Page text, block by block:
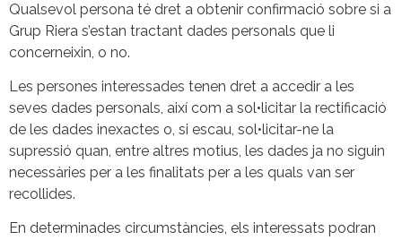
Qualsevol persona té dret a obtenir confirmació sobre si a
Grup Riera s’estan tractant dades personals que li
concerneixin, o no.
Les persones interessades tenen dret a accedir a les
seves dades personals, així com a sol•licitar la rectificació
de les dades inexactes o, si escau, sol•licitar-ne la
supressió quan, entre altres motius, les dades ja no siguin
necessàries per a les finalitats per a les quals van ser
recollides.
En determinades circumstàncies, els interessats podran